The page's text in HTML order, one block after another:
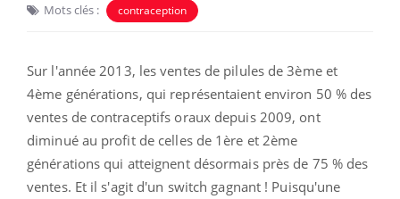
Mots clés : contraception
Sur l'année 2013, les ventes de pilules de 3ème et
4ème générations, qui représentaient environ 50 % des
ventes de contraceptifs oraux depuis 2009, ont
diminué au profit de celles de 1ère et 2ème
générations qui atteignent désormais près de 75 % des
ventes. Et il s'agit d'un switch gagnant ! Puisqu'une